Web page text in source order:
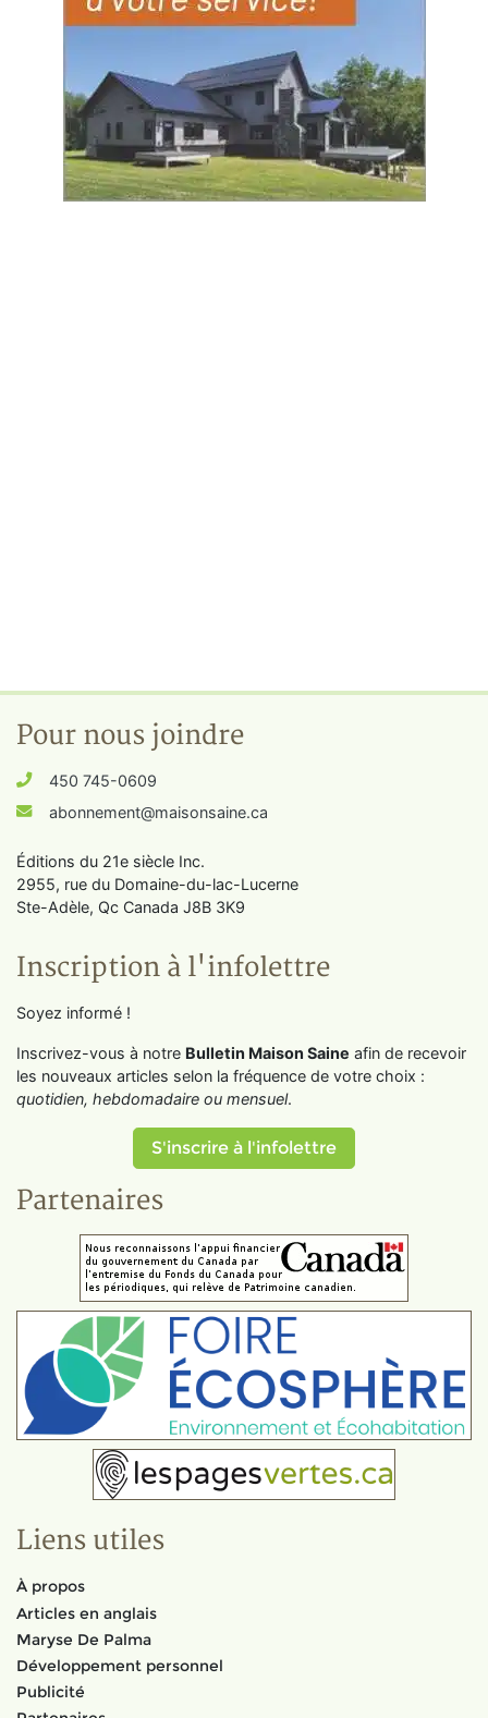
Pour nous joindre
450 745-0609
abonnement@maisonsaine.ca
Éditions du 21e siècle Inc.
2955, rue du Domaine-du-lac-Lucerne
Ste-Adèle, Qc Canada J8B 3K9
Inscription à l'infolettre
Soyez informé !
Inscrivez-vous à notre Bulletin Maison Saine afin de recevoir
les nouveaux articles selon la fréquence de votre choix :
quotidien, hebdomadaire ou mensuel.
S'inscrire à l'infolettre
Partenaires
Liens utiles
À propos
Articles en anglais
Maryse De Palma
Développement personnel
Publicité